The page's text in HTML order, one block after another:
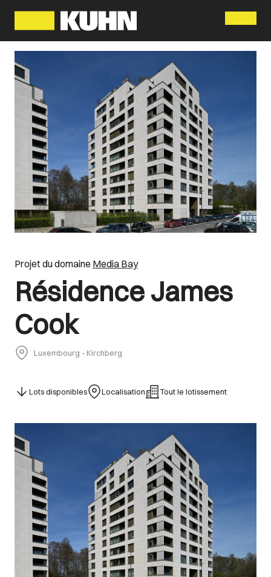
Projet du domaine Media Bay
Résidence James
Cook
Luxembourg - Kirchberg
Lots disponibles Localisation Tout le lotissement
Menu